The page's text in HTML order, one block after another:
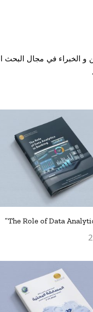
و الخبراء في مجال البحث